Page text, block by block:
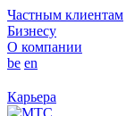
Частным клиентам
Бизнесу
О компании
be en
Карьера